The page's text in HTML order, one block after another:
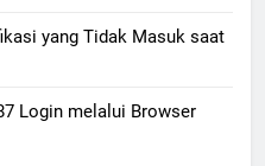
yang Tidak Masuk saat
Login melalui Browser